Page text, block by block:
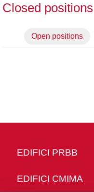
Closed positions
Open positions
EDIFICI PRBB
EDIFICI CMIMA